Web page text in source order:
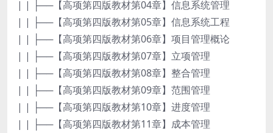
| | ├──【高项第四版教材第04章】信息系统管理
| | ├──【高项第四版教材第05章】信息系统工程
| | ├──【高项第四版教材第06章】项目管理概论
| | ├──【高项第四版教材第07章】立项管理
| | ├──【高项第四版教材第08章】整合管理
| | ├──【高项第四版教材第09章】范围管理
| | ├──【高项第四版教材第10章】进度管理
| | ├──【高项第四版教材第11章】成本管理